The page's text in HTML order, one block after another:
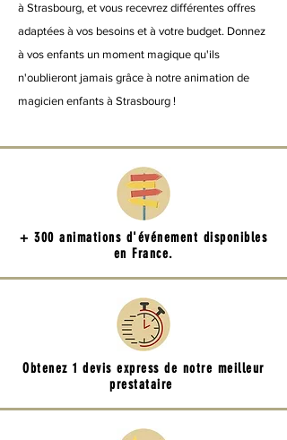
à Strasbourg, et vous recevrez différentes offres
adaptées à vos besoins et à votre budget. Donnez
à vos enfants un moment magique qu'ils
n'oublieront jamais grâce à notre animation de
magicien enfants à Strasbourg !
+ 300 animations d'événement disponibles
en France.
Obtenez 1 devis express de notre meilleur
prestataire